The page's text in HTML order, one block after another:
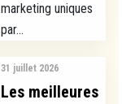
marketing uniques
par...
31 juillet 2026
Les meilleures